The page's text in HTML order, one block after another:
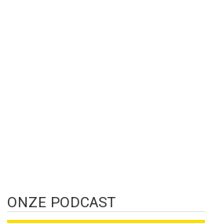
ONZE PODCAST